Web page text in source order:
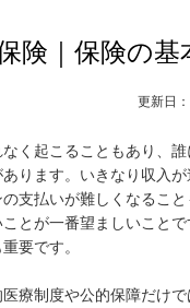
険｜保険の基
更新日：
く起こることもあり、
ります。いきなり収入が
支払いが難しくなること
とが一番望ましいこと
要です。
療制度や公的保障だけで